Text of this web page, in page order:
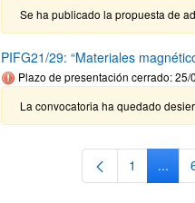
Se ha publicado la propuesta de
PIFG21/29: “Materiales
Plazo de presentación cerrado:
La convocatoria ha quedado
Página
1 ...